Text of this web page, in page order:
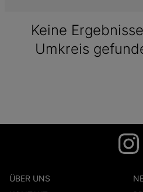
Keine
Umkreis
ÜBER UNS